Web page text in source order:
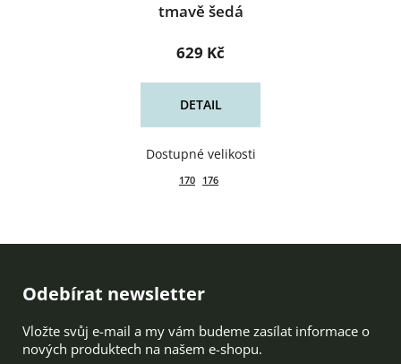
tmavě šedá
629 Kč
DETAIL
170 176
Zápatí
Odebírat newsletter
Vložte svůj e-mail a my vám budeme zasílat informace o
nových produktech na našem e-shopu.